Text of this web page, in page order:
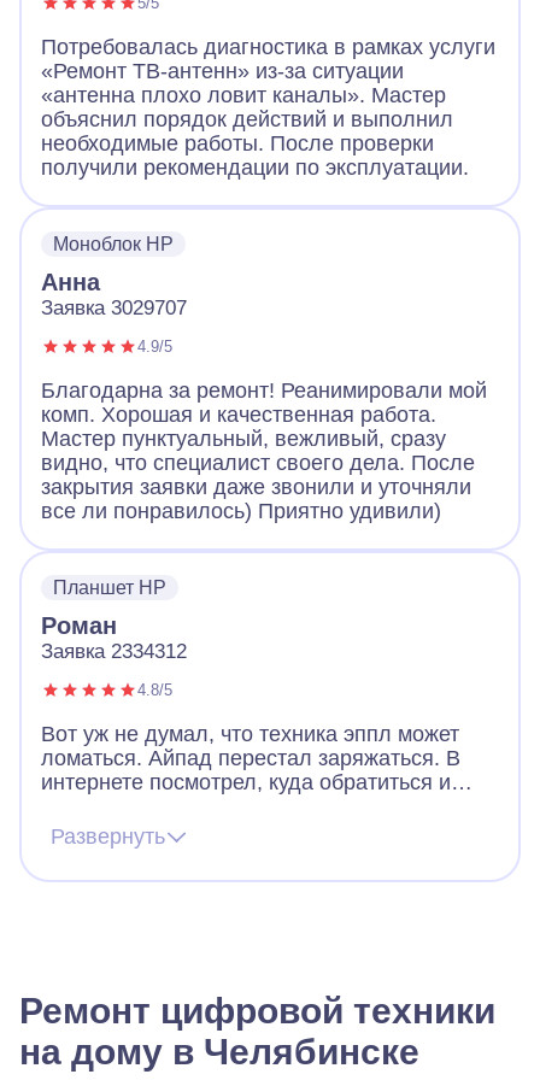
Потребовалась диагностика в рамках услуги
«Ремонт ТВ-антенн» из-за ситуации
«антенна плохо ловит каналы». Мастер
объяснил порядок действий и выполнил
необходимые работы. После проверки
получили рекомендации по эксплуатации.
Моноблок HP
Анна
Заявка 3029707
4.9/5
Благодарна за ремонт! Реанимировали мой
комп. Хорошая и качественная работа.
Мастер пунктуальный, вежливый, сразу
видно, что специалист своего дела. После
закрытия заявки даже звонили и уточняли
все ли понравилось) Приятно удивили)
Планшет HP
Роман
Заявка 2334312
4.8/5
Вот уж не думал, что техника эппл может
ломаться. Айпад перестал заряжаться. В
интернете посмотрел, куда обратиться и
Привлекло то, что дают гарантию на ремонт,
т.к. компания официальная. Все заняло 1
день, я даже удивился, что проблема так
Развернуть
Ремонт цифровой техники
на дому в Челябинске